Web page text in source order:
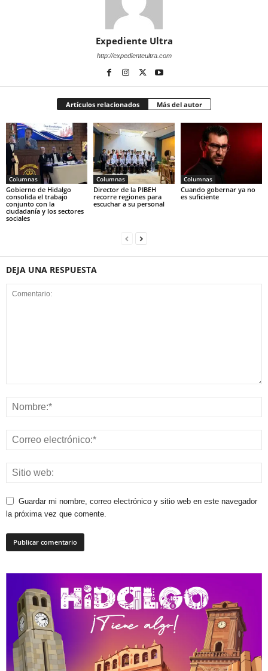
Expediente Ultra
http://expedienteultra.com
Artículos relacionados Más del autor
Columnas
Gobierno de Hidalgo
consolida el trabajo
conjunto con la
ciudadanía y los sectores
sociales
Columnas
Director de la PIBEH
recorre regiones para
escuchar a su personal
Columnas
Cuando gobernar ya no
es suficiente
DEJA UNA RESPUESTA
Guardar mi nombre, correo electrónico y sitio web en este navegador
la próxima vez que comente.